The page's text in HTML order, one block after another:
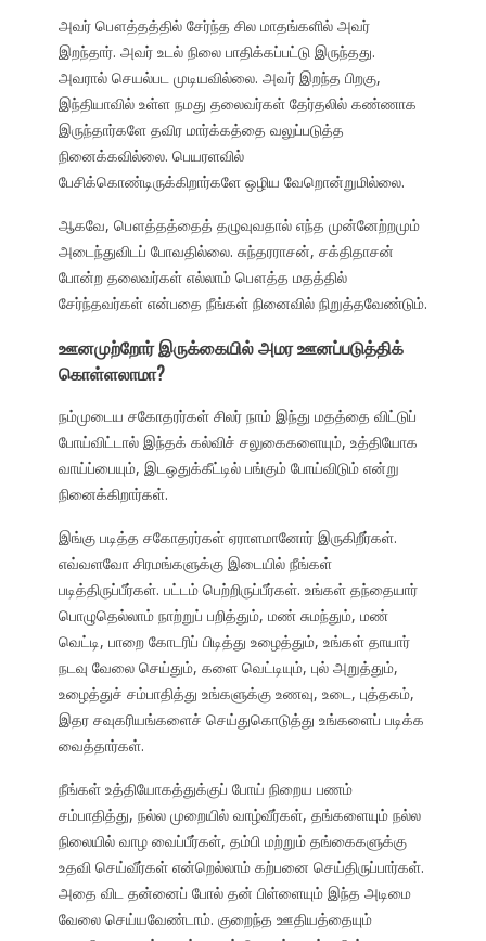
அவர் பௌத்தத்தில் சேர்ந்த சில மாதங்களில் அவர்
இறந்தார். அவர் உடல் நிலை பாதிக்கப்பட்டு இருந்தது.
அவரால் செயல்பட முடியவில்லை. அவர் இறந்த பிறகு,
இந்தியாவில் உள்ள நமது தலைவர்கள் தேர்தலில் கண்ணாக
இருந்தார்களே தவிர மார்க்கத்தை வலுப்படுத்த
நினைக்கவில்லை. பெயரளவில்
பேசிக்கொண்டிருக்கிறார்களே ஒழிய வேறொன்றுமில்லை.
ஆகவே, பௌத்தத்தைத் தழுவுவதால் எந்த முன்னேற்றமும்
அடைந்துவிடப் போவதில்லை. சுந்தரராசன், சக்திதாசன்
போன்ற தலைவர்கள் எல்லாம் பௌத்த மதத்தில்
சேர்ந்தவர்கள் என்பதை நீங்கள் நினைவில் நிறுத்தவேண்டும்.
ஊனமுற்றோர் இருக்கையில் அமர ஊனப்படுத்திக்
கொள்ளலாமா?
நம்முடைய சகோதரர்கள் சிலர் நாம் இந்து மதத்தை விட்டுப்
போய்விட்டால் இந்தக் கல்விச் சலுகைகளையும், உத்தியோக
வாய்ப்பையும், இடஒதுக்கீட்டில் பங்கும் போய்விடும் என்று
நினைக்கிறார்கள்.
இங்கு படித்த சகோதரர்கள் ஏராளமானோர் இருகிறீர்கள்.
எவ்வளவோ சிரமங்களுக்கு இடையில் நீங்கள்
படித்திருப்பீர்கள். பட்டம் பெற்றிருப்பீர்கள். உங்கள் தந்தையார்
பொழுதெல்லாம் நாற்றுப் பறித்தும், மண் சுமந்தும், மண்
வெட்டி, பாறை கோடரிப் பிடித்து உழைத்தும், உங்கள் தாயார்
நடவு வேலை செய்தும், களை வெட்டியும், புல் அறுத்தும்,
உழைத்துச் சம்பாதித்து உங்களுக்கு உணவு, உடை, புத்தகம்,
இதர சவுகரியங்களைச் செய்துகொடுத்து உங்களைப் படிக்க
வைத்தார்கள்.
நீங்கள் உத்தியோகத்துக்குப் போய் நிறைய பணம்
சம்பாதித்து, நல்ல முறையில் வாழ்வீர்கள், தங்களையும் நல்ல
நிலையில் வாழ வைப்பீர்கள், தம்பி மற்றும் தங்கைகளுக்கு
உதவி செய்வீர்கள் என்றெல்லாம் கற்பனை செய்திருப்பார்கள்.
அதை விட தன்னைப் போல் தன் பிள்ளையும் இந்த அடிமை
வேலை செய்யவேண்டாம். குறைந்த ஊதியத்தையும்